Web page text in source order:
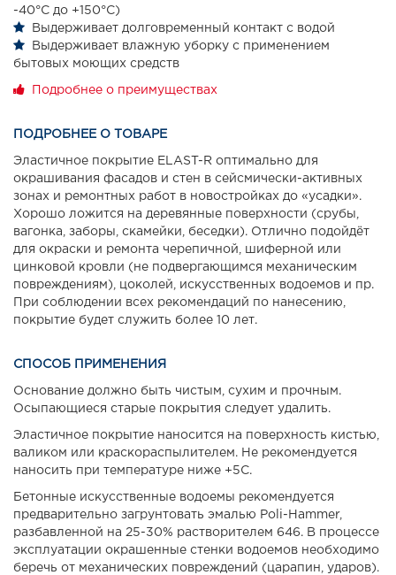
-40°С до +150°С)
Выдерживает долговременный контакт с водой
Выдерживает влажную уборку с применением
бытовых моющих средств
Подробнее о преимуществах
ПОДРОБНЕЕ О ТОВАРЕ
Эластичное покрытие ELAST-R оптимально для
окрашивания фасадов и стен в сейсмически-активных
зонах и ремонтных работ в новостройках до «усадки».
Хорошо ложится на деревянные поверхности (срубы,
вагонка, заборы, скамейки, беседки). Отлично подойдёт
для окраски и ремонта черепичной, шиферной или
цинковой кровли (не подвергающимся механическим
повреждениям), цоколей, искусственных водоемов и пр.
При соблюдении всех рекомендаций по нанесению,
покрытие будет служить более 10 лет.
СПОСОБ ПРИМЕНЕНИЯ
Основание должно быть чистым, сухим и прочным.
Осыпающиеся старые покрытия следует удалить.
Эластичное покрытие наносится на поверхность кистью,
валиком или краскораспылителем. Не рекомендуется
наносить при температуре ниже +5С.
Бетонные искусственные водоемы рекомендуется
предварительно загрунтовать эмалью Poli-Hammer,
разбавленной на 25-30% растворителем 646. В процессе
эксплуатации окрашенные стенки водоемов необходимо
беречь от механических повреждений (царапин, ударов).